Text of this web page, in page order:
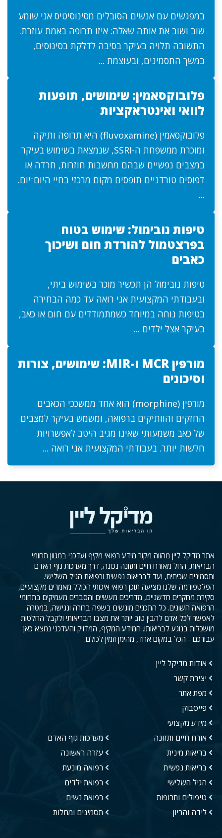
במפגשים עם אנשים הסובלים מסינוסיטיס אני שומע
שוב ושוב את אותה שאלה: איזו תרופה באמת עוזרת.
התשובה תלויה בעיקר בסיבה לדלקת בסינוסים,
במשך התסמינים, ובעוצמת ...
פלובוקסאמין: שימושים, תופעות
לוואי ואינטראקציות
פלובוקסאמין (fluvoxamine) היא תרופה ותיקה
ומוכרת ממשפחת ה-SSRI, שנמצאת בשימוש בעיקר
במצבים נפשיים שבהם מחשבות חוזרות, חרדה או
דפוסים טורדניים תופסים מקום מרכזי בחיי היום־יום.
...
טיפות נובימול: שימוש בטוח
בפרצטמול להורדת חום ושיכוך
כאבים
טיפות נובימול הן תכשיר מוכר בשימוש ביתי,
ובעבודתי המקצועית אני רואה עד כמה הבחירה
בטיפות נוחה במיוחד כשמתמודדים עם חום או כאב,
בעיקר אצל ילדים ...
מורפין MCR ו-MIR: שימושים, צורות
וסיכונים
מורפין (morphine) הוא אחד ממשככי הכאבים
החזקים והוותיקים ברפואה, ומשמש בעיקר למצבים
של כאב משמעותי שאינו מגיב היטב לאפשרויות
חלשות יותר. בעבודתי המקצועית אני רואה ...
אתר מדיקל ליין מהווה מקור מידע רפואי מקיף ועדכני במגוון תחומי
הבריאות, החל מאורח חיים ותזונה נכונה, דרך מערכות גוף האדם
ותסמינים שכיחים, ועד לבריאות נפשית ורפואת הגיל השלישי.
הפלטפורמה שלנו מציעה תוכן רפואי איכותי הכולל מאמרים מקצועיים,
סקירת מחקרים חדשניים, מדריכים מעשיים והסברים מעמיקים בתחומי
הרפואה השונים. כל התכנים מוגשים בשפה ברורה ונגישה, במטרה
לאפשר לכל אדם להבין טוב יותר את מצבו הבריאותי ולקבל החלטות
מושכלות בנוגע לבריאותו. המידע המקיף, המדויק והעדכני נמצא כאן
עבורכם - הכל במקום אחד, מהימן וזמין לכולם.
אודות מדיקל ליין
יצירת קשר
מפת אתר
פייסבוק
מידע מקצועי
אורח חיים ותזונה
בריאות מינית
בריאות נפשית
הגיל השלישי
טיפולים ותרופות
לידה והריון
מערכות גוף האדם
עזרה ראשונה
רפואה מונעת
רפואת ילדים
רפואת נשים
תסמינים ומחלות